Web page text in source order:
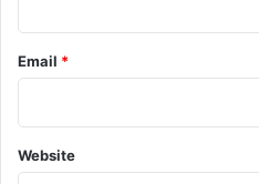
Email *
Website